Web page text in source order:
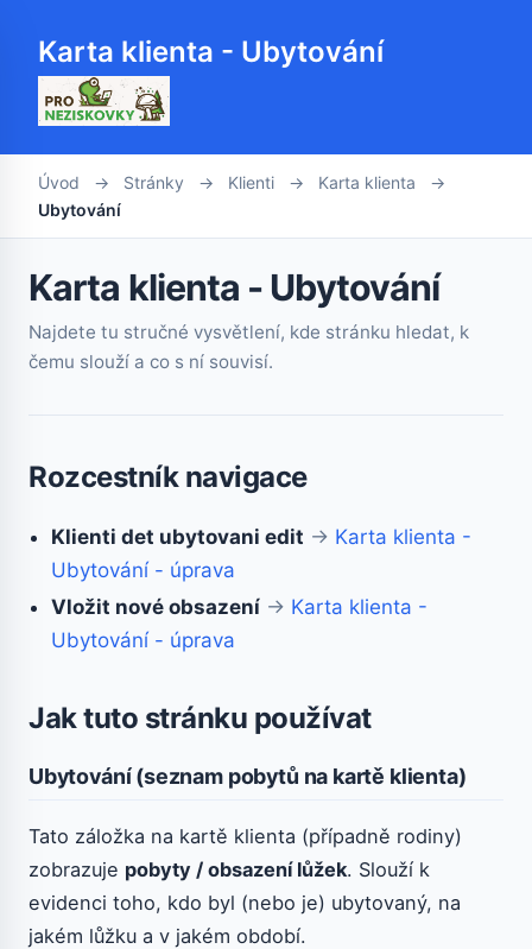
Karta klienta - Ubytování
Úvod → Stránky → Klienti → Karta klienta
→
Ubytování
Karta klienta - Ubytování
Najdete tu stručné vysvětlení, kde stránku hledat, k
čemu slouží a co s ní souvisí.
Rozcestník navigace
Klienti det ubytovani edit → Karta klienta -
Ubytování - úprava
Vložit nové obsazení → Karta klienta -
Ubytování - úprava
Jak tuto stránku používat
Ubytování (seznam pobytů na kartě klienta)
Tato záložka na kartě klienta (případně rodiny)
zobrazuje pobyty / obsazení lůžek. Slouží k
evidenci toho, kdo byl (nebo je) ubytovaný, na
jakém lůžku a v jakém období.